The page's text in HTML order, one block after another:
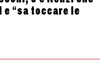
“sa toccare le